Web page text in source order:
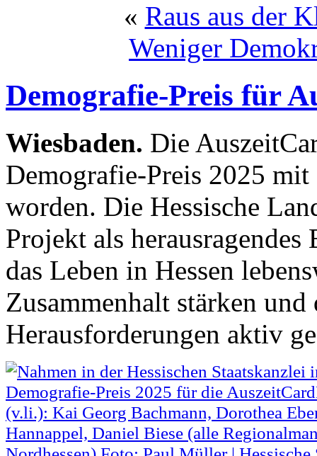
« Raus aus der
Weniger
Demografie-Preis für
Wiesbaden. Die
Demografie-Preis 2025
worden. Die Hessische
Projekt als
das Leben in Hessen
Zusammenhalt stärken und
Herausforderungen aktiv